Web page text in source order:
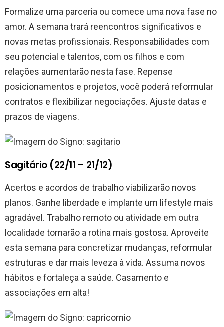
Formalize uma parceria ou comece uma nova fase no
amor. A semana trará reencontros significativos e
novas metas profissionais. Responsabilidades com
seu potencial e talentos, com os filhos e com
relações aumentarão nesta fase. Repense
posicionamentos e projetos, você poderá reformular
contratos e flexibilizar negociações. Ajuste datas e
prazos de viagens.
Sagitário (22/11 – 21/12)
Acertos e acordos de trabalho viabilizarão novos
planos. Ganhe liberdade e implante um lifestyle mais
agradável. Trabalho remoto ou atividade em outra
localidade tornarão a rotina mais gostosa. Aproveite
esta semana para concretizar mudanças, reformular
estruturas e dar mais leveza à vida. Assuma novos
hábitos e fortaleça a saúde. Casamento e
associações em alta!